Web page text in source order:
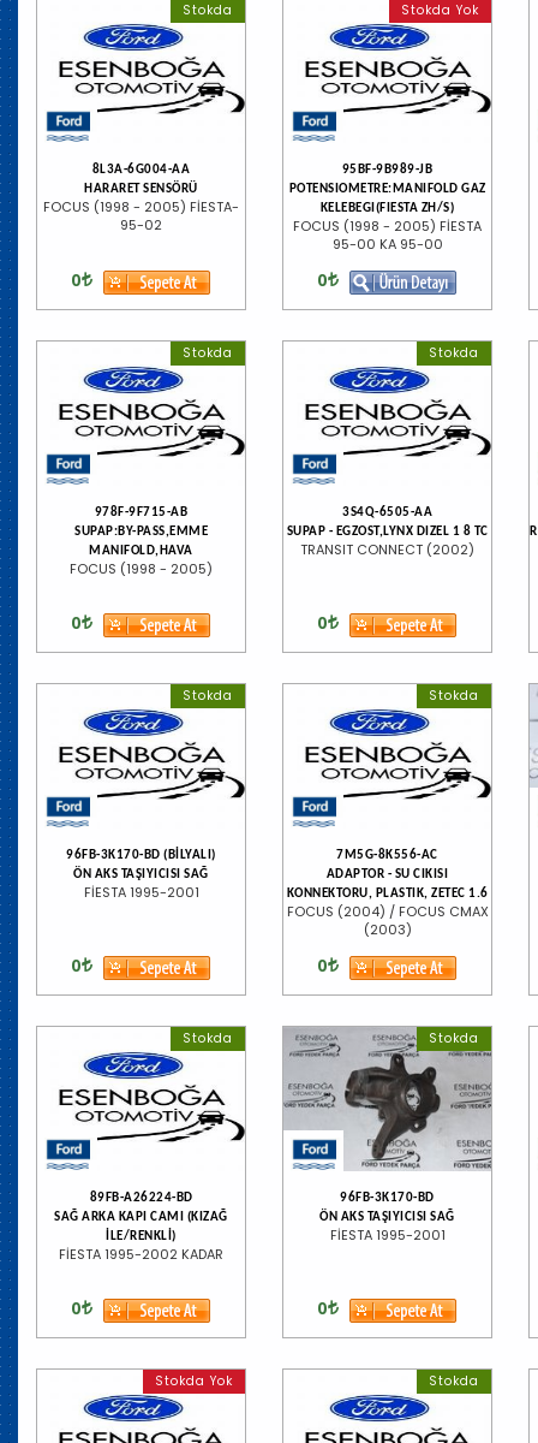
Stokda
8L3A-6G004-AA
HARARET SENSÖRÜ
FOCUS (1998 - 2005) FİESTA-
95-02
0
Stokda Yok
95BF-9B989-JB
POTENSIOMETRE:MANIFOLD GAZ
KELEBEGI(FIESTA ZH/S)
FOCUS (1998 - 2005) FİESTA
95-00 KA 95-00
0
Stokda
978F-9F715-AB
SUPAP:BY-PASS,EMME
MANIFOLD,HAVA
FOCUS (1998 - 2005)
0
Stokda
3S4Q-6505-AA
SUPAP - EGZOST,LYNX DIZEL 1 8 TC
TRANSIT CONNECT (2002)
0
Stokda
96FB-3K170-BD (BİLYALI)
ÖN AKS TAŞIYICISI SAĞ
FİESTA 1995-2001
0
Stokda
7M5G-8K556-AC
ADAPTOR - SU CIKISI
KONNEKTORU, PLASTIK, ZETEC 1.6
FOCUS (2004) / FOCUS CMAX
(2003)
0
Stokda
89FB-A26224-BD
SAĞ ARKA KAPI CAMI (KIZAĞ
İLE/RENKLİ)
FİESTA 1995-2002 KADAR
0
Stokda
96FB-3K170-BD
ÖN AKS TAŞIYICISI SAĞ
FİESTA 1995-2001
0
Stokda Yok Stokda